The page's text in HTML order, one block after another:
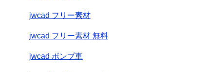
jwcad フリー素材
jwcad フリー素材 無料
jwcad ポンプ車